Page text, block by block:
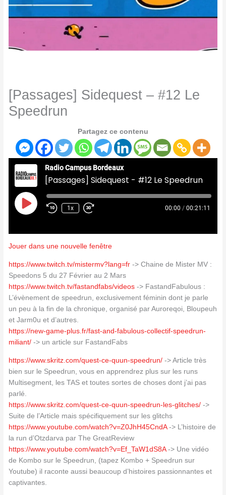
[Passages] Sidequest – #12 Le
Speedrun
Partagez ce contenu
Radio Campus Bordeaux
[Passages] Sidequest - #12 Le Speedrun
Play
Episode
1x 00:00 / 00:21:11
Jouer dans une nouvelle fenêtre
https://www.twitch.tv/mistermv?lang=fr -> Chaine de Mister MV :
Speedons 5 du 27 Février au 2 Mars
https://www.twitch.tv/fastandfabs/videos -> FastandFabulous :
L’évènement de speedrun, exclusivement féminin dont je parle
un peu à la fin de la chronique, organisé par Auroreqoi, Bloupeuh
et Jarm0u et d’autres.
https://new-game-plus.fr/fast-and-fabulous-collectif-speedrun-
miliant/ -> un article sur FastandFabs
https://www.skritz.com/quest-ce-quun-speedrun/ -> Article très
bien sur le Speedrun, vous en apprendrez plus sur les runs
Multisegment, les TAS et toutes sortes de choses dont j’ai pas
parlé.
https://www.skritz.com/quest-ce-quun-speedrun-les-glitches/ ->
Suite de l’Article mais spécifiquement sur les glitchs
https://www.youtube.com/watch?v=Z0JhH45CndA-> L’histoire de
la run d’Otzdarva par The GreatReview
https://www.youtube.com/watch?v=Ef_TaW1dS8A-> Une vidéo
de Kombo sur le Speedrun, (tapez Kombo + Speedrun sur
Youtube) il raconte aussi beaucoup d’histoires passionnantes et
captivantes.